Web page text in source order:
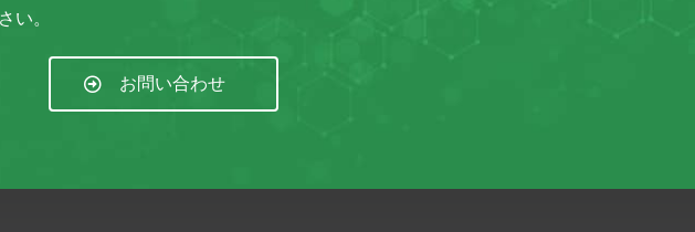
い。
お問い合わせ